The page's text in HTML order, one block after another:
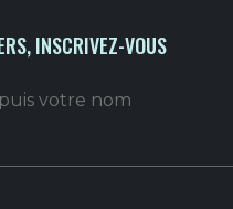
INSCRIVEZ-VOUS
votre nom